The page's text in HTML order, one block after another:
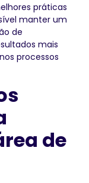
práticas
manter um
de
mais
processos
de